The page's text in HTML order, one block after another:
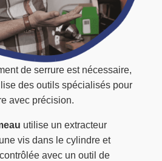
de serrure est nécessaire,
des outils spécialisés pour
avec précision.
utilise un extracteur
vis dans le cylindre et
avec un outil de